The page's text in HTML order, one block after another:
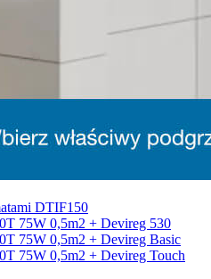
DTIF150
75W 0,5m2 + Devireg 530
75W 0,5m2 + Devireg Basic
75W 0,5m2 + Devireg Touch